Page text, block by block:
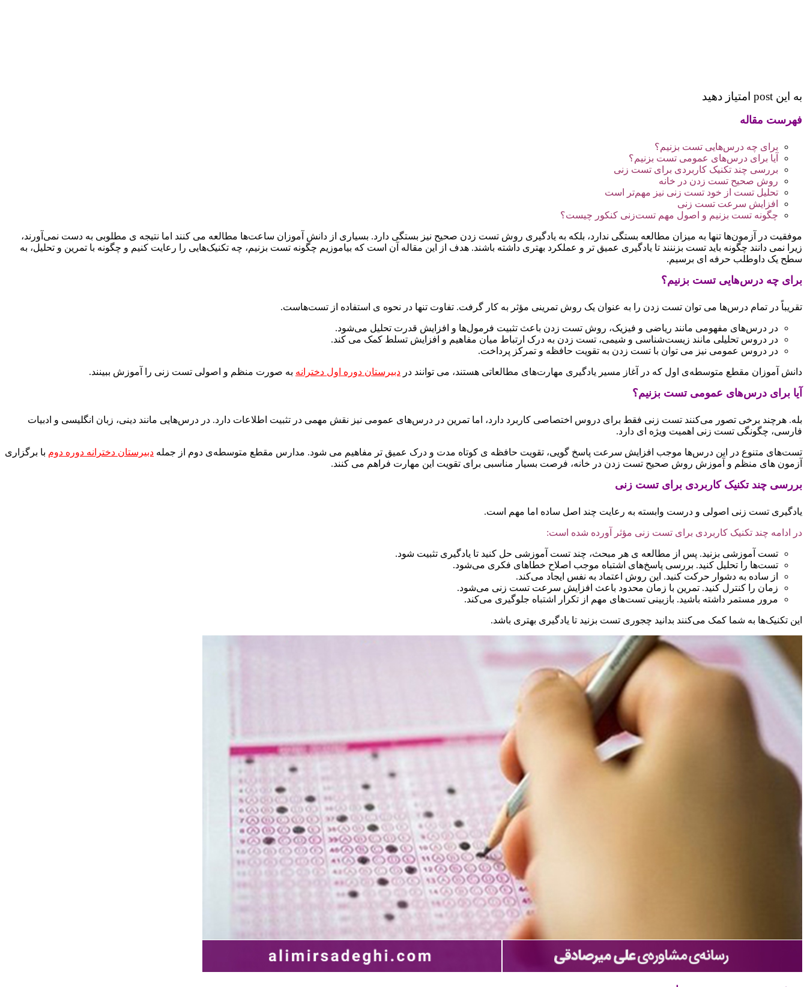
به این post امتیاز دهید
فهرست مقاله
برای چه درس‌هایی تست بزنیم؟
آیا برای درس‌های عمومی تست بزنیم؟
بررسی چند تکنیک کاربردی برای تست‌ زنی
روش صحیح تست زدن در خانه
تحلیل تست از خود تست‌ زنی نیز مهم‌تر است
افزایش سرعت تست زنی
چگونه تست بزنیم و اصول مهم تست‌زنی کنکور چیست؟
موفقیت در آزمون‌ها تنها به میزان مطالعه بستگی ندارد، بلکه به یادگیری روش تست زدن صحیح نیز بستگی دارد. بسیاری از دانش‌ آموزان ساعت‌ها مطالعه می‌ کنند اما نتیجه‌ ی مطلوبی به دست نمی‌آورند،
زیرا نمی‌ دانند چگونه باید تست بزننند تا یادگیری عمیق ‌تر و عملکرد بهتری داشته باشند. هدف از این مقاله آن است که بیاموزیم چگونه تست بزنیم، چه تکنیک‌هایی را رعایت کنیم و چگونه با تمرین و تحلیل، به
سطح یک داوطلب حرفه‌ ای برسیم.
برای چه درس‌هایی تست بزنیم؟
تقریباً در تمام درس‌ها می ‌توان تست زدن را به عنوان یک روش تمرینی مؤثر به کار گرفت. تفاوت تنها در نحوه‌ ی استفاده از تست‌هاست.
در درس‌های مفهومی مانند ریاضی و فیزیک، روش تست زدن باعث تثبیت فرمول‌ها و افزایش قدرت تحلیل می‌شود.
در دروس تحلیلی مانند زیست‌شناسی و شیمی، تست زدن به درک ارتباط میان مفاهیم و افزایش تسلط کمک می‌ کند.
در دروس عمومی نیز می ‌توان با تست زدن به تقویت حافظه و تمرکز پرداخت.
دانش ‌آموزان مقطع متوسطه‌ی اول که در آغاز مسیر یادگیری مهارت‌های مطالعاتی هستند، می ‌توانند در دبیرستان دوره اول دخترانه به صورت منظم و اصولی تست زنی را آموزش ببینند.
آیا برای درس‌های عمومی تست بزنیم؟
بله. هرچند برخی تصور می‌کنند تست‌ زنی فقط برای دروس اختصاصی کاربرد دارد، اما تمرین در درس‌های عمومی نیز نقش مهمی در تثبیت اطلاعات دارد. در درس‌هایی مانند دینی، زبان انگلیسی و ادبیات
فارسی، چگونگی تست زنی اهمیت ویژه‌ ای دارد.
تست‌های متنوع در این درس‌ها موجب افزایش سرعت پاسخ‌ گویی، تقویت حافظه‌ ی کوتاه‌ مدت و درک عمیق‌ تر مفاهیم می ‌شود. مدارس مقطع متوسطه‌ی دوم از جمله دبیرستان دخترانه دوره دوم با برگزاری
آزمون‌ های منظم و آموزش روش صحیح تست زدن در خانه، فرصت بسیار مناسبی برای تقویت این مهارت فراهم می‌ کنند.
بررسی چند تکنیک کاربردی برای تست‌ زنی
یادگیری تست زنی اصولی و درست وابسته به رعایت چند اصل ساده اما مهم است.
در ادامه چند تکنیک کاربردی برای تست ‌زنی مؤثر آورده شده است:
تست آموزشی بزنید. پس از مطالعه ‌ی هر مبحث، چند تست آموزشی حل کنید تا یادگیری تثبیت شود.
تست‌ها را تحلیل کنید. بررسی پاسخ‌های اشتباه موجب اصلاح خطاهای فکری می‌شود.
از ساده به دشوار حرکت کنید. این روش اعتماد به‌ نفس ایجاد می‌کند.
زمان را کنترل کنید. تمرین با زمان محدود باعث افزایش سرعت تست زنی می‌شود.
مرور مستمر داشته باشید. بازبینی تست‌های مهم از تکرار اشتباه جلوگیری می‌کند.
این تکنیک‌ها به شما کمک می‌کنند بدانید چجوری تست بزنید تا یادگیری بهتری باشد.